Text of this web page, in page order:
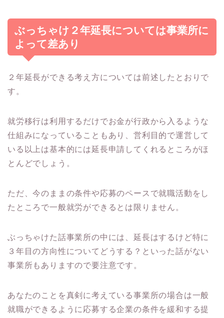
ぶっちゃけ２年延長については事業所に
よって差あり
２年延長ができる考え方については前述したとおりで
す。
就労移行は利用するだけでお金が行政から入るような
仕組みになっていることもあり、営利目的で運営して
いる以上は基本的には延長申請してくれるところがほ
とんどでしょう。
ただ、今のままの条件や応募のペースで就職活動をし
たところで一般就労ができるとは限りません。
ぶっちゃけた話事業所の中には、延長はするけど特に
３年目の方向性についてどうする？といった話がない
事業所もありますので要注意です。
あなたのことを真剣に考えている事業所の場合は一般
就職ができるように応募する企業の条件を緩和する提